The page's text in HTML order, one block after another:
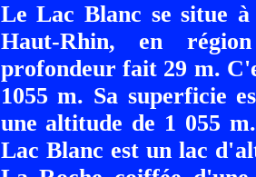
Le Lac Blanc se situe
Haut-Rhin, en
profondeur fait 29 m.
1055 m. Sa superficie
une altitude de 1 055
Lac Blanc est un lac